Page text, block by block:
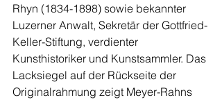
Rhyn (1834-1898) sowie bekannter
Luzerner Anwalt, Sekretär der Gottfried-
Keller-Stiftung, verdienter
Kunsthistoriker und Kunstsammler. Das
Lacksiegel auf der Rückseite der
Originalrahmung zeigt Meyer-Rahns